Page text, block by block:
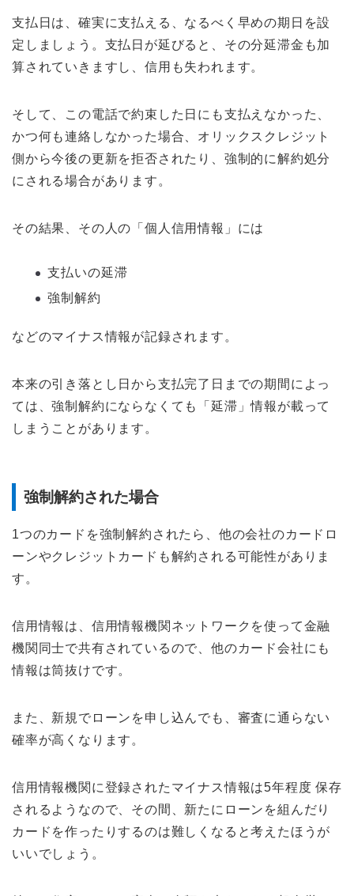
支払日は、確実に支払える、なるべく早めの期日を設
定しましょう。支払日が延びると、その分延滞金も加
算されていきますし、信用も失われます。
そして、この電話で約束した日にも支払えなかった、
かつ何も連絡しなかった場合、オリックスクレジット
側から今後の更新を拒否されたり、強制的に解約処分
にされる場合があります。
その結果、その人の「個人信用情報」には
支払いの延滞
強制解約
などのマイナス情報が記録されます。
本来の引き落とし日から支払完了日までの期間によっ
ては、強制解約にならなくても「延滞」情報が載って
しまうことがあります。
強制解約された場合
1つのカードを強制解約されたら、他の会社のカードロ
ーンやクレジットカードも解約される可能性がありま
す。
信用情報は、信用情報機関ネットワークを使って金融
機関同士で共有されているので、他のカード会社にも
情報は筒抜けです。
また、新規でローンを申し込んでも、審査に通らない
確率が高くなります。
信用情報機関に登録されたマイナス情報は5年程度 保存
されるようなので、その間、新たにローンを組んだり
カードを作ったりするのは難しくなると考えたほうが
いいでしょう。